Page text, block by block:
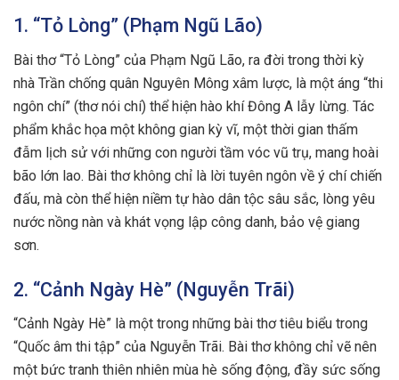
1. “Tỏ Lòng” (Phạm Ngũ Lão)
Bài thơ “Tỏ Lòng” của Phạm Ngũ Lão, ra đời trong thời kỳ
nhà Trần chống quân Nguyên Mông xâm lược, là một áng “thi
ngôn chí” (thơ nói chí) thể hiện hào khí Đông A lẫy lừng. Tác
phẩm khắc họa một không gian kỳ vĩ, một thời gian thấm
đẫm lịch sử với những con người tầm vóc vũ trụ, mang hoài
bão lớn lao. Bài thơ không chỉ là lời tuyên ngôn về ý chí chiến
đấu, mà còn thể hiện niềm tự hào dân tộc sâu sắc, lòng yêu
nước nồng nàn và khát vọng lập công danh, bảo vệ giang
sơn.
2. “Cảnh Ngày Hè” (Nguyễn Trãi)
“Cảnh Ngày Hè” là một trong những bài thơ tiêu biểu trong
“Quốc âm thi tập” của Nguyễn Trãi. Bài thơ không chỉ vẽ nên
một bức tranh thiên nhiên mùa hè sống động, đầy sức sống